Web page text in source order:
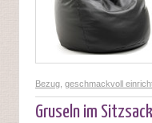
Bezug geschmackvoll
Gruseln im